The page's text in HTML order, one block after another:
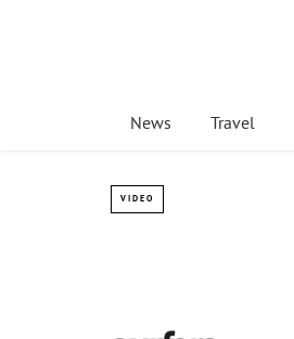
News Travel
VIDEO